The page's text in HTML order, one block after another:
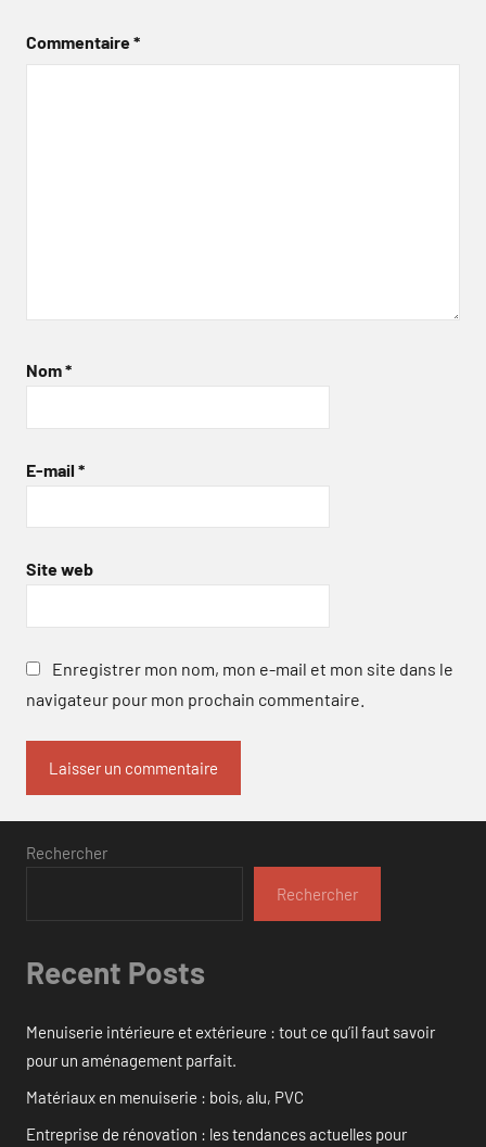
Commentaire*
Nom*
E-mail *
Site web
Enregistrer mon nom, mon e-mail et mon site dans le
navigateur pour mon prochain commentaire.
Rechercher
Rechercher
Recent Posts
Menuiserie intérieure et extérieure : tout ce qu’il faut savoir
pour un aménagement parfait.
Matériaux en menuiserie : bois, alu, PVC
Entreprise de rénovation : les tendances actuelles pour